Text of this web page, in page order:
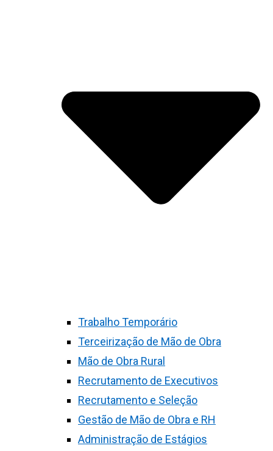
Trabalho Temporário
Terceirização de Mão de Obra
Mão de Obra Rural
Recrutamento de Executivos
Recrutamento e Seleção
Gestão de Mão de Obra e RH
Administração de Estágios